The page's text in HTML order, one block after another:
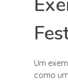
Um
como